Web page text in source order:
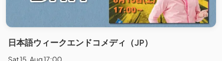
日本語ウィークエンドコメディ（JP）
Sat 15. Aug 17:00